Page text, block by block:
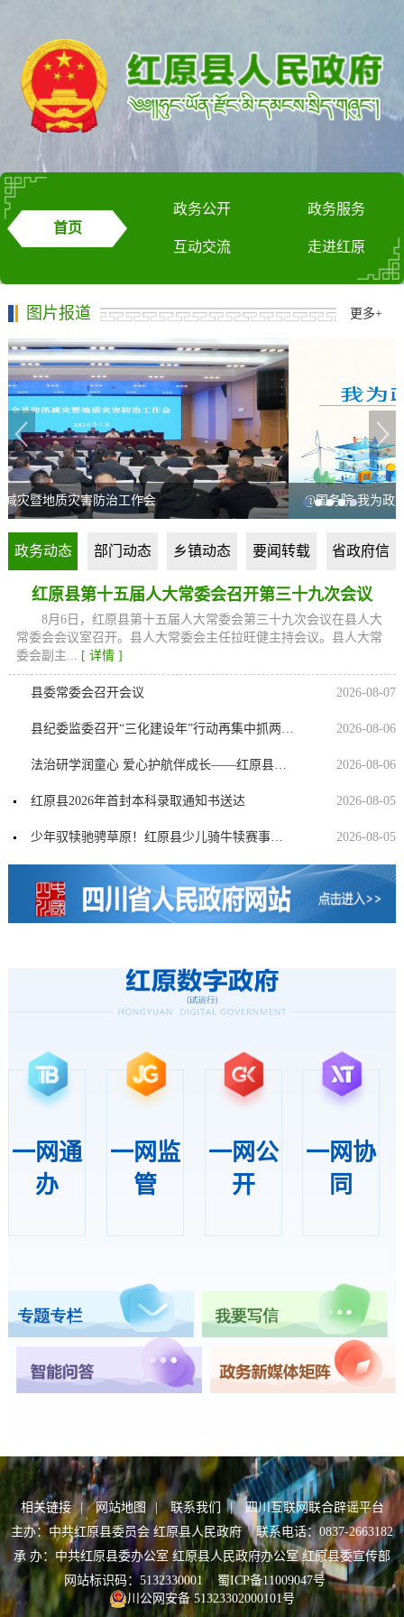
首页
政务公开 政务服务
互动交流 走进红原
图片报道 更多+
@国务院 我为政府工作报告提建议
政务动态 部门动态 乡镇动态 要闻转载 省政府信
息
红原县第十五届人大常委会召开第三十九次会议
8月6日，红原县第十五届人大常委会第三十九次会议在县人大
常委会会议室召开。县人大常委会主任拉旺健主持会议。县人大常
委会副主... [ 详情 ]
县委常委会召开会议 2026-08-07
县纪委监委召开“三化建设年”行动再集中抓两年工作推进会 2026-08-06
法治研学润童心 爱心护航伴成长——红原县开展“爱心爸妈·格桑梅朵”暑期法治研学实践系列活动 2026-08-06
红原县2026年首封本科录取通知书送达 2026-08-05
少年驭犊驰骋草原！红原县少儿骑牛犊赛事尽显高原游牧风采 2026-08-05
一网通
办
一网监
管
一网公
开
一网协
同
相关链接 | 网站地图 | 联系我们 |
四川互联网联合辟谣平台
主办：中共红原县委员会 红原县人民政府 联系电话：0837-2663182
承 办：中共红原县委办公室 红原县人民政府办公室 红原县委宣传部
网站标识码：5132330001 蜀ICP备11009047号
川公网安备 51323302000101号